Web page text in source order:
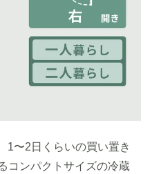
1〜2日くらいの買い置き
コンパクトサイズの冷蔵